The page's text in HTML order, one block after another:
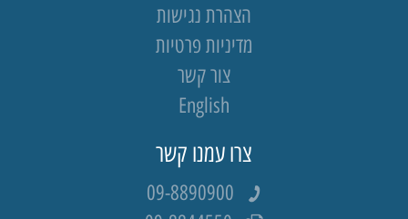
הצהרת נגישות
מדיניות פרטיות
צור קשר
English
צרו עמנו קשר
09-8890900